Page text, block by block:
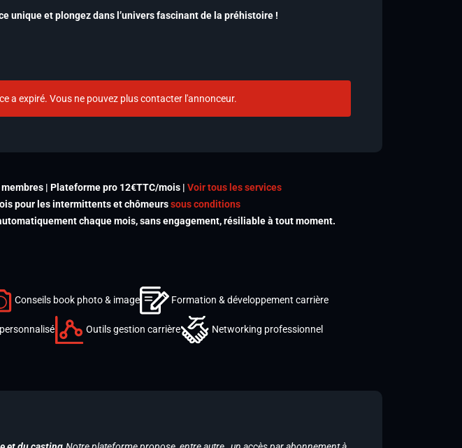
unique et plongez dans l’univers fascinant de la préhistoire !
a expiré. Vous ne pouvez plus contacter l'annonceur.
| Plateforme pro 12€TTC/mois | Voir tous les services
pour les intermittents et chômeurssous conditions
chaque mois, sans engagement, résiliable à tout moment.
Conseils book photo & image Formation & développement carrière
Outils gestion carrière Networking professionnel